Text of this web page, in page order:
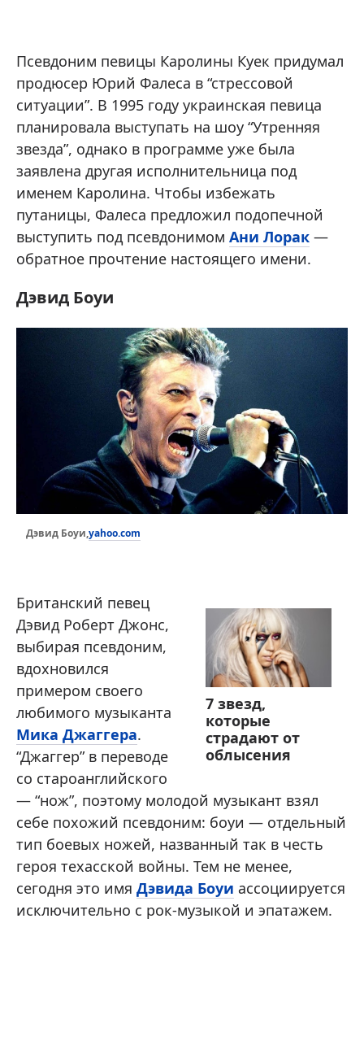
Псевдоним певицы Каролины Куек придумал
продюсер Юрий Фалеса в “стрессовой
ситуации”. В 1995 году украинская певица
планировала выступать на шоу “Утренняя
звезда”, однако в программе уже была
заявлена другая исполнительница под
именем Каролина. Чтобы избежать
путаницы, Фалеса предложил подопечной
выступить под псевдонимом Ани Лорак —
обратное прочтение настоящего имени.
Дэвид Боуи
Дэвид Боуи,yahoo.com
7 звезд,
которые
страдают от
облысения
Британский певец
Дэвид Роберт Джонс,
выбирая псевдоним,
вдохновился
примером своего
любимого музыканта
Мика Джаггера.
“Джаггер” в переводе
со староанглийского
— “нож”, поэтому молодой музыкант взял
себе похожий псевдоним: боуи — отдельный
тип боевых ножей, названный так в честь
героя техасской войны. Тем не менее,
сегодня это имя Дэвида Боуи ассоциируется
исключительно с рок-музыкой и эпатажем.